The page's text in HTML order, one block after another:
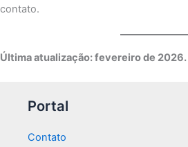
contato.
Última atualização: fevereiro de 2026.
Portal
Contato